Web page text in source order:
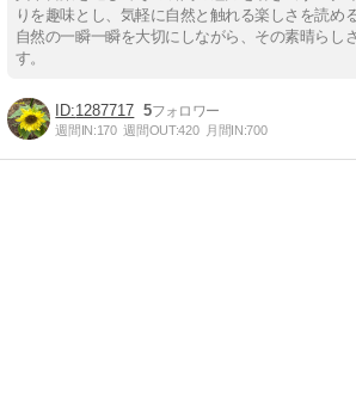
りを趣味とし、気軽に自然と触れる楽しさを読め
自然の一瞬一瞬を大切にしながら、その素晴らし
す。
1287717 5
週間IN:170 週間OUT:420 月間IN:700